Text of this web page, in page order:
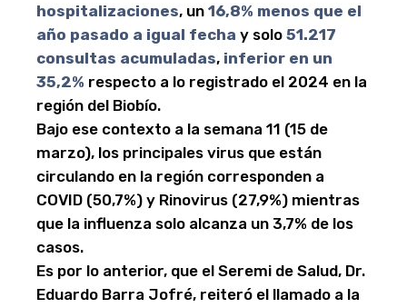
hospitalizaciones, un 16,8% menos que el
año pasado a igual fecha y solo 51.217
consultas acumuladas, inferior en un
35,2% respecto a lo registrado el 2024 en la
región del Biobío.
Bajo ese contexto a la semana 11 (15 de
marzo), los principales virus que están
circulando en la región corresponden a
COVID (50,7%) y Rinovirus (27,9%) mientras
que la influenza solo alcanza un 3,7% de los
casos.
Es por lo anterior, que el Seremi de Salud, Dr.
Eduardo Barra Jofré, reiteró el llamado a la